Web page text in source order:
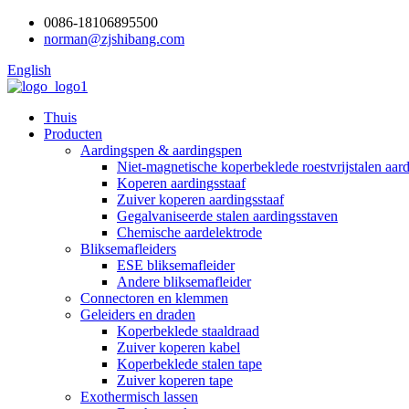
0086-18106895500
norman@zjshibang.com
English
Thuis
Producten
Aardingspen & aardingspen
Niet-magnetische koperbeklede roestvrijstalen
Koperen aardingsstaaf
Zuiver koperen aardingsstaaf
Gegalvaniseerde stalen aardingsstaven
Chemische aardelektrode
Bliksemafleiders
ESE bliksemafleider
Andere bliksemafleider
Connectoren en klemmen
Geleiders en draden
Koperbeklede staaldraad
Zuiver koperen kabel
Koperbeklede stalen tape
Zuiver koperen tape
Exothermisch lassen